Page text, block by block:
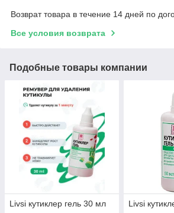
Возврат товара в течение 14 дней по
Все условия возврата
Подобные товары компании
Livsi кутиклер гель 30 мл Livsi